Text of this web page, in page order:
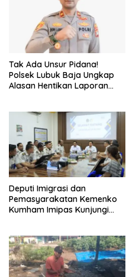
Tak Ada Unsur Pidana!
Polsek Lubuk Baja Ungkap
Alasan Hentikan Laporan
Deputi Imigrasi dan
Pemasyarakatan Kemenko
Kumham Imipas Kunjungi